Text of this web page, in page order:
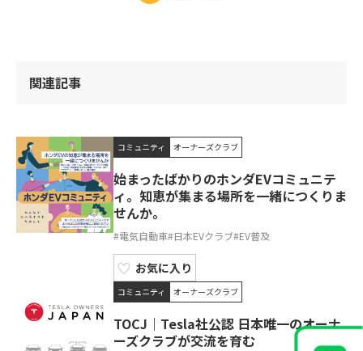
関連記事
コミュニティ オーナーズクラブ
始まったばかりのホンダEVコミュニテ
ィ。知恵が集まる場所を一緒につくりま
せんか。
#電気自動車#日本EVクラブ#EV普及
お気に入り
コミュニティ オーナーズクラブ
TOCJ｜Tesla社公認 日本唯一のオーナ
ーズクラブが交流を育む